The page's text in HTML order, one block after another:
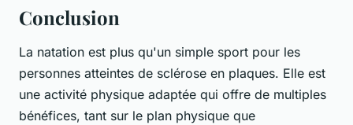
Conclusion
La natation est plus qu'un simple sport pour les
personnes atteintes de sclérose en plaques. Elle est
une activité physique adaptée qui offre de multiples
bénéfices, tant sur le plan physique que